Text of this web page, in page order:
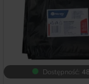
Dostępność: